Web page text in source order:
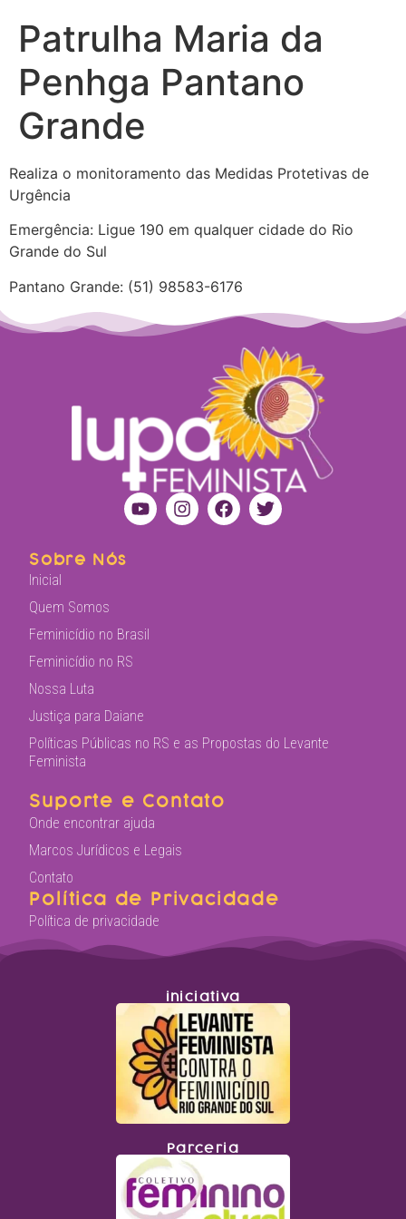
Patrulha Maria da
Penhga Pantano
Grande
Realiza o monitoramento das Medidas Protetivas de
Urgência
Emergência: Ligue 190 em qualquer cidade do Rio
Grande do Sul
Pantano Grande: (51) 98583-6176
Sobre Nós
Inicial
Quem Somos
Feminicídio no Brasil
Feminicídio no RS
Nossa Luta
Justiça para Daiane
Políticas Públicas no RS e as Propostas do Levante
Feminista
Suporte e Contato
Onde encontrar ajuda
Marcos Jurídicos e Legais
Contato
Política de Privacidade
Política de privacidade
iniciativa
Parceria